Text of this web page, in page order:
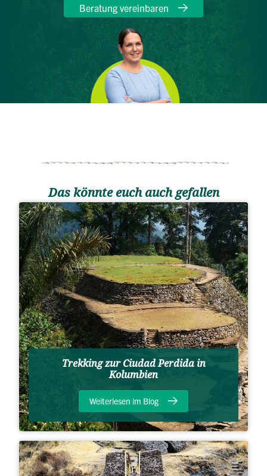
Beratung vereinbaren
Das könnte euch auch gefallen
Trekking zur Ciudad Perdida in
Kolumbien
Weiterlesen im Blog